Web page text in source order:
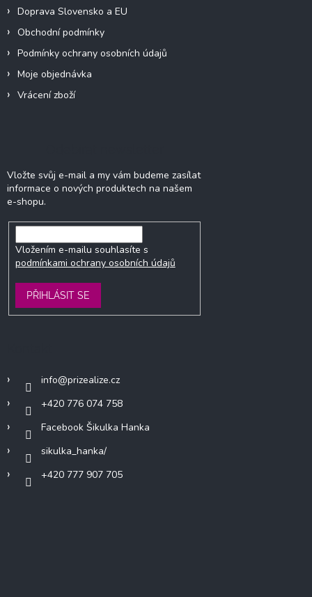
Doprava Slovensko a EU
Obchodní podmínky
Podmínky ochrany osobních údajů
Moje objednávka
Vrácení zboží
Vložte svůj e-mail a my vám budeme zasílat
informace o nových produktech na našem
e-shopu.
Vložením e-mailu souhlasíte s
podmínkami ochrany osobních údajů
PŘIHLÁSIT SE
info@prizealize.cz
+420 776 074 758
Facebook Šikulka Hanka
sikulka_hanka/
+420 777 907 705